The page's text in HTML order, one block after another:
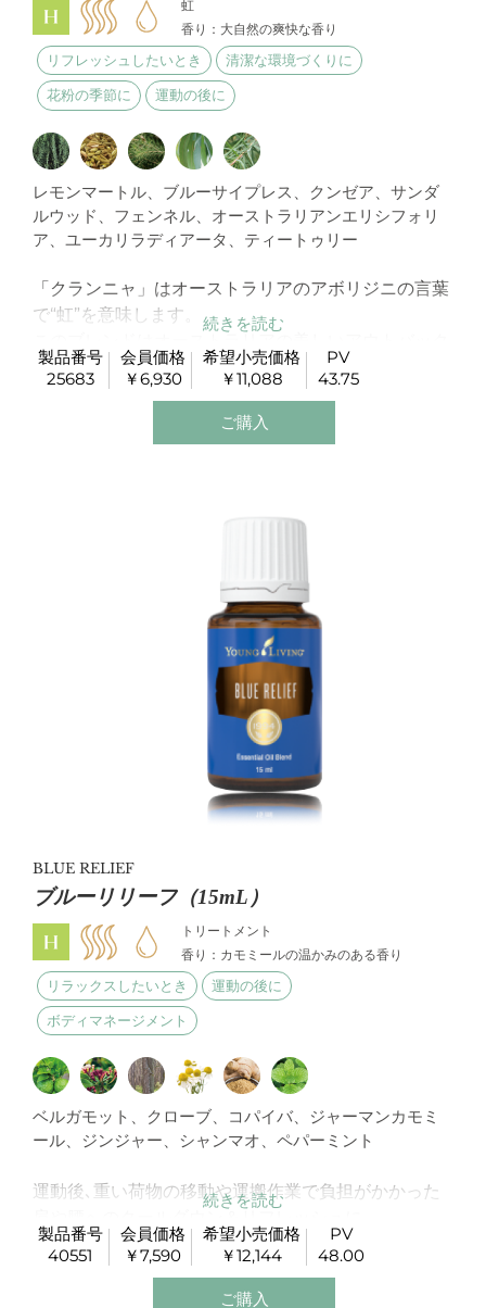
虹
香り：大自然の爽快な香り
リフレッシュしたいとき 清潔な環境づくりに
花粉の季節に 運動の後に
レモンマートル、ブルーサイプレス、クンゼア、サンダ
ルウッド、フェンネル、オーストラリアンエリシフォリ
ア、ユーカリラディアータ、ティートゥリー
「クランニャ」はオーストラリアのアボリジニの言葉
で“虹”を意味します。
を連想させる、レモンマートル、クンゼア、ブルーサ
イプレス、サンダルウッド、ユーカリ、ティートゥリ
ーなどの植物から作られました。
毎日の肌のケアをサポートしてくれるオイルです。
製品番号
25683
会員価格
￥6,930
希望小売価格
￥11,088
PV
43.75
ご購入
BLUE RELIEF
ブルーリリーフ（15mL）
トリートメント
香り：カモミールの温かみのある香り
リラックスしたいとき 運動の後に
ボディマネージメント
ベルガモット、クローブ、コパイバ、ジャーマンカモミ
ール、ジンジャー、シャンマオ、ペパーミント
運動後､重い荷物の移動や運搬作業で負担がかかった
カモミールの温かみのある香りは、気分も体もリカバ
ーしたい時間にお勧めです。
製品番号
40551
会員価格
￥7,590
希望小売価格
￥12,144
PV
48.00
ご購入